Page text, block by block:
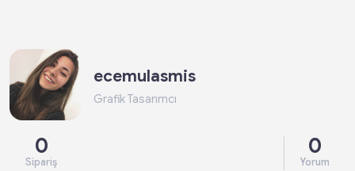
ecemulasmis
Grafik Tasarımcı
0
Sipariş
0
Yorum